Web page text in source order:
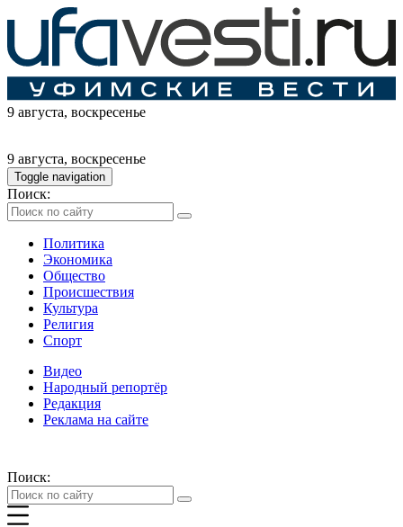
9 августа, воскресенье
9 августа, воскресенье
Toggle navigation
Поиск:
Политика
Экономика
Общество
Происшествия
Культура
Религия
Спорт
Видео
Народный репортёр
Редакция
Реклама на сайте
Поиск: